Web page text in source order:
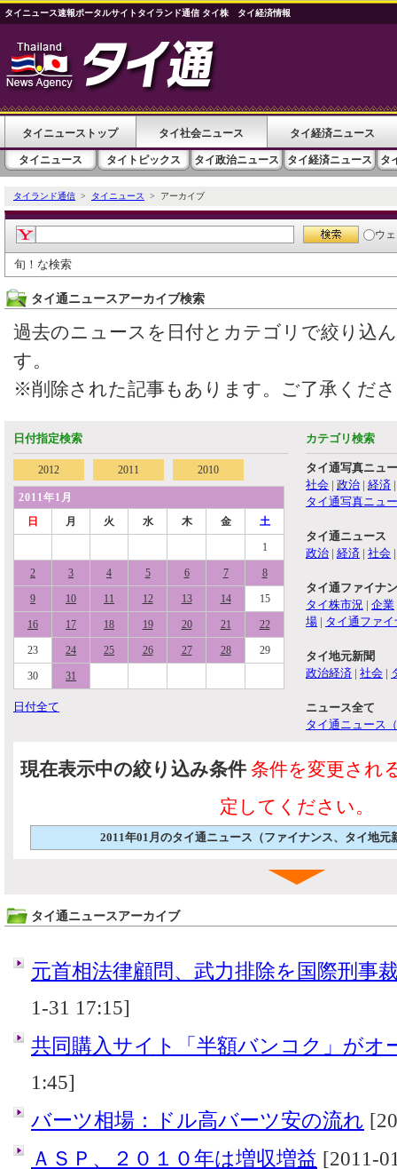
タイニュース速報ポータルサイトタイランド通信 タイ株 タイ経済情報
タイニューストップ タイ社会ニュース タイ経済ニュース
タイニュース タイトピックス タイ政治ニュース タイ経済ニュース タ
タイランド通信 > タイニュース > アーカイブ
ウ
旬！な検索
タイ通ニュースアーカイブ検索
過去のニュースを日付とカテゴリで絞り込
す。
※削除された記事もあります。ご了承くだ
日付指定検索
2012 2011 2010
2011年1月
日
月 火 水 木 金 土
1
2 3 4 5 6 7 8
9 10 11 12 13 14 15
16 17 18 19 20 21 22
23 24 25 26 27 28 29
30 31
日付全て
カテゴリ検索
タイ通写真ニュ
社会 | 政治 | 経済
タイ通写真ニュ
タイ通ニュース
政治 | 経済 | 社会
タイ通ファイナ
タイ株市況 | 企業
場 | タイ通ファ
タイ地元新聞
政治経済 | 社会 |
ニュース全て
タイ通ニュース
現在表示中の絞り込み条件 条件を変更され
定してください。
2011年01月のタイ通ニュース（ファイナンス、タイ地元
タイ通ニュースアーカイブ
元首相法律顧問、武力排除を国際刑事
1-31 17:15]
共同購入サイト「半額バンコク」がオ
1:45]
バーツ相場：ドル高バーツ安の流れ
ＡＳＰ、２０１０年は増収増益 [2011-